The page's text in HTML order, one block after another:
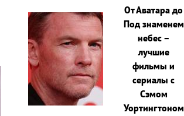
От Аватара до
Под знаменем
небес –
лучшие
фильмы и
сериалы с
Сэмом
Уортингтоном